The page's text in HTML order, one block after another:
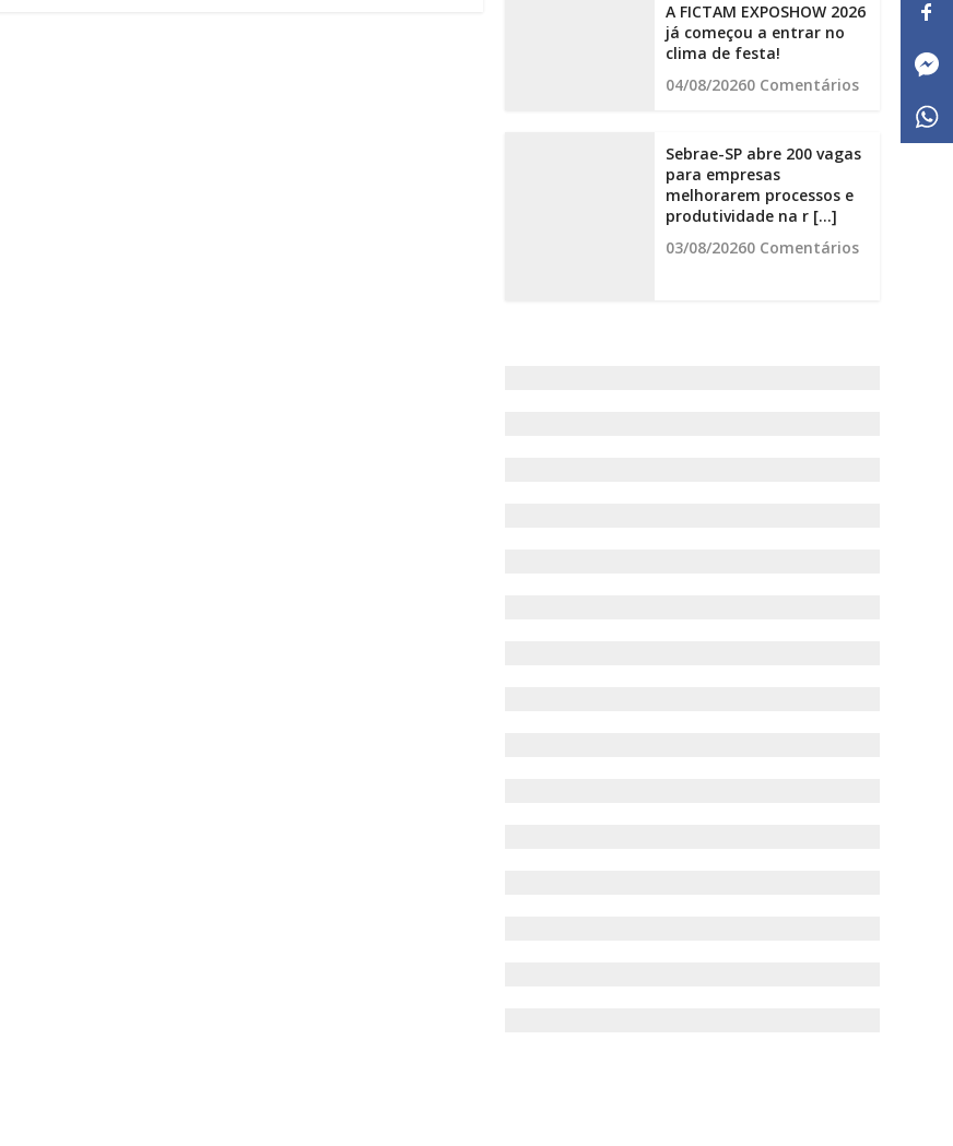
A FICTAM EXPOSHOW 2026
já começou a entrar no
clima de festa!
04/08/20260 Comentários
Sebrae-SP abre 200 vagas
para empresas
melhorarem processos e
produtividade na r [...]
03/08/20260 Comentários